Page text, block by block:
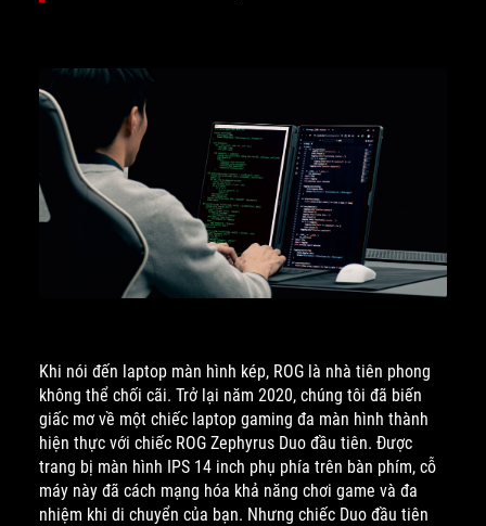
Khi nói đến laptop màn hình kép, ROG là nhà tiên phong
không thể chối cãi. Trở lại năm 2020, chúng tôi đã biến
giấc mơ về một chiếc laptop gaming đa màn hình thành
hiện thực với chiếc ROG Zephyrus Duo đầu tiên. Được
trang bị màn hình IPS 14 inch phụ phía trên bàn phím, cỗ
máy này đã cách mạng hóa khả năng chơi game và đa
nhiệm khi di chuyển của bạn. Nhưng chiếc Duo đầu tiên